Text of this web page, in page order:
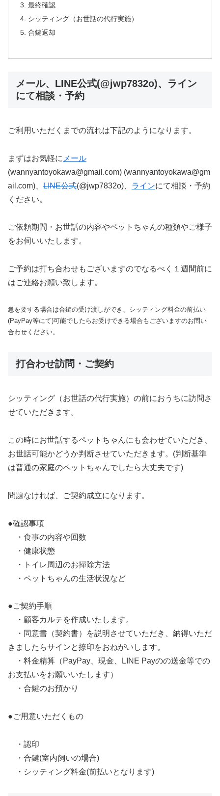
最終確認
シッティング（お世話の代行実施）
合鍵返却
メール、LINE公式(@jwp7832o)、ライン
にて相談・予約
ご利用いただくまでの流れは下記のようになります。
まずはお気軽に メール
(wannyantoyokawa@gmail.com) (wannyantoyokawa@gm
ail.com)、 LINE公式(@jwp7832o)、 ラインにて相談・予約
ください。
ご依頼期間・お世話の内容やペットちゃんの種類やご様子
をお伺いいたします。
ご予約は打ち合わせもございますのでなるべく１週間前に
はご連絡お願い致します。
急を要する場合は合鍵の受け渡しができ、シッティング料金の前払い
(PayPay等にて)可能でしたらお受けできる場合もございますのお問い
合わせください。
打合わせ訪問・ご契約
シッティング（お世話の代行実施）の前におうちに訪問さ
せていただきます。
この時にお世話するペットちゃんにも会わせていただき、
お世話可能かどうか判断させていただきます。(判断基準
は普通の家庭のペットちゃんでしたら大丈夫です)
問題なければ、ご契約成立になります。
●確認事項
・食事の内容や回数
・健康状態
・トイレ周辺のお掃除方法
・ペットちゃんの生活状況など
●ご契約手順
・顧客カルテを作成いたします。
・同意書（契約書）を説明させていただき、納得いただ
きましたらサインと捺印をおねがいします。
・料金精算（PayPay、現金、LINE Payのの送金等での
お支払いをお願いいたします）
・合鍵のお預かり
●ご用意いただくもの
・認印
・合鍵(室内飼いの場合)
・シッティング料金(前払いとなります)